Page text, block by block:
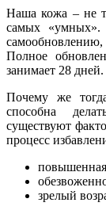
Наша кожа – не
самых «умных».
Полное
занимает 28 дней.
Почему же
способна
существуют
процесс
зрелый